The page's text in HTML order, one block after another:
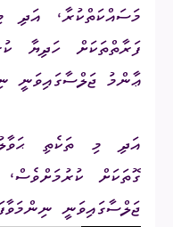
މަސައްކަތްކުރާ، އަދި
ޢާންމު ޖަލްސާގައިވަނީ
އަދި މި ތަކެތި
ޖަލްސާގައިވަނީ